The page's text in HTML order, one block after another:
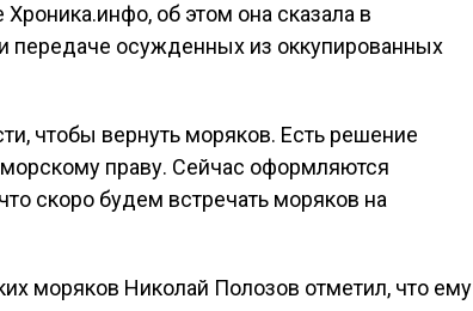
об этом она сказала в
передаче осужденных из оккупированных
чтобы вернуть моряков. Есть решение
праву. Сейчас оформляются
скоро будем встречать моряков на
моряков Николай Полозов отметил, что ему